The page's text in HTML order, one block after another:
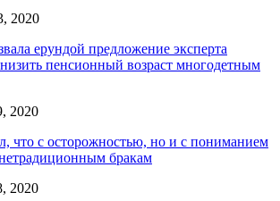
2020
ерундой предложение эксперта
пенсионный возраст многодетным
2020
что с осторожностью, но и с пониманием
бракам
2020